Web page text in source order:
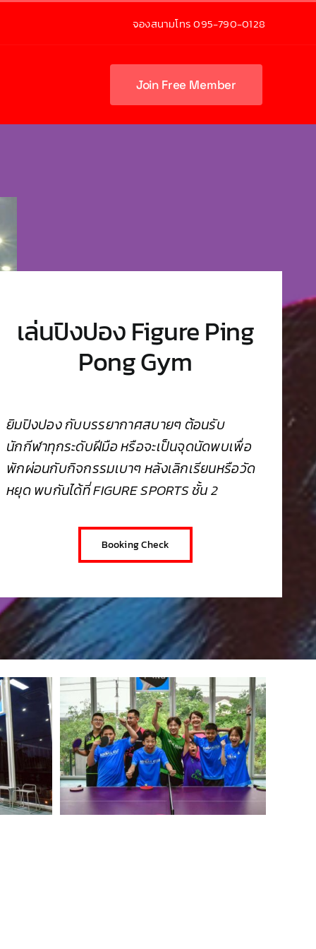
จองสนามโทร 095-790-0128
Join Free Member
เล่นปิงปอง Figure Ping
Pong Gym
ยิมปิงปอง กับบรรยากาศสบายๆ ต้อนรับ
นักกีฬาทุกระดับฝีมือ หรือจะเป็นจุดนัดพบเพื่อ
พักผ่อนกับกิจกรรมเบาๆ หลังเลิกเรียนหรือวัด
หยุด พบกันได้ที่ FIGURE SPORTS ชั้น 2
Booking Check